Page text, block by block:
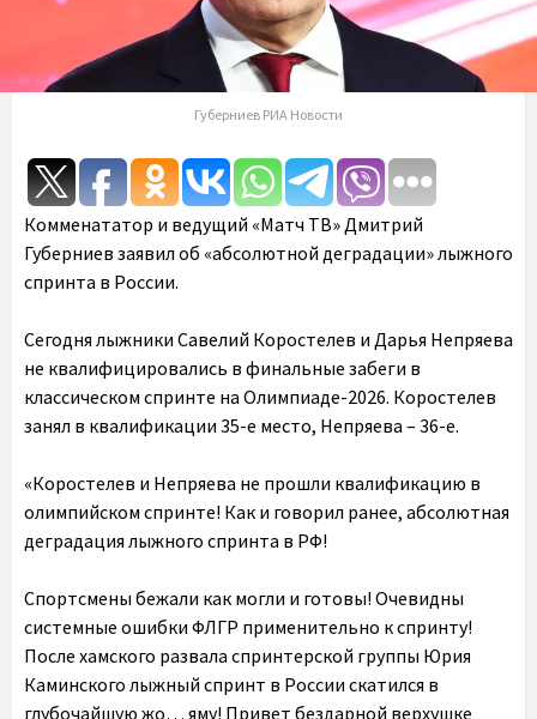
Губерниев РИА Новости
Комменататор и ведущий «Матч ТВ» Дмитрий
Губерниев заявил об «абсолютной деградации» лыжного
спринта в России.
Сегодня лыжники Савелий Коростелев и Дарья Непряева
не квалифицировались в финальные забеги в
классическом спринте на Олимпиаде-2026. Коростелев
занял в квалификации 35-е место, Непряева – 36-е.
«Коростелев и Непряева не прошли квалификацию в
олимпийском спринте! Как и говорил ранее, абсолютная
деградация лыжного спринта в РФ!
Спортсмены бежали как могли и готовы! Очевидны
системные ошибки ФЛГР применительно к спринту!
После хамского развала спринтерской группы Юрия
Каминского лыжный спринт в России скатился в
глубочайшую жо… яму! Привет бездарной верхушке